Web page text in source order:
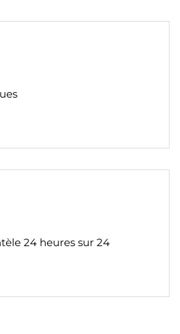
24 heures sur 24